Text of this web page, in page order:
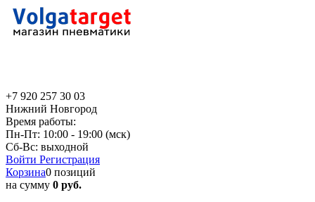
+7 920 257 30 03
Нижний Новгород
Время работы:
Пн-Пт: 10:00 - 19:00 (мск)
Сб-Вс: выходной
Войти Регистрация
Корзина0 позиций
на сумму 0 руб.